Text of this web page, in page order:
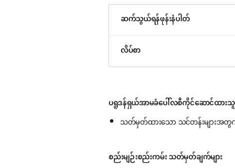
ဆက်သွယ်ရန်ဖုန်းနံပါတ်
လိပ်စာ
ပရူဒန်ရှယ်အာမခံပေါ်လစီကိုင်ဆောင်ထားသူမ
သတ်မှတ်ထားသော သင်တန်းများအတွက်
စည်းမျဉ်းစည်းကမ်း သတ်မှတ်ချက်များ